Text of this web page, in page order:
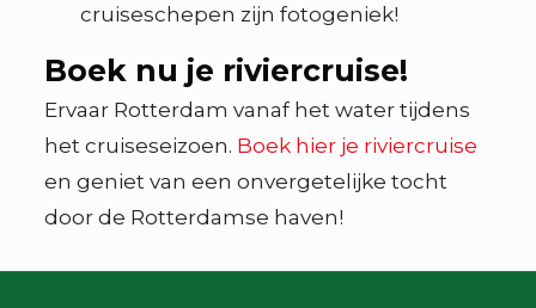
cruiseschepen zijn fotogeniek!
Boek nu je riviercruise!
Ervaar Rotterdam vanaf het water tijdens
het cruiseseizoen. Boek hier je riviercruise
en geniet van een onvergetelijke tocht
door de Rotterdamse haven!